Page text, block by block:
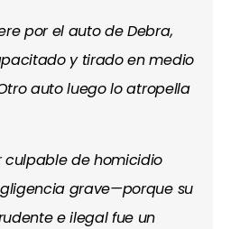
por el auto de Debra,
y tirado en medio
auto luego lo atropella
culpable de homicidio
grave—porque su
e ilegal fue un